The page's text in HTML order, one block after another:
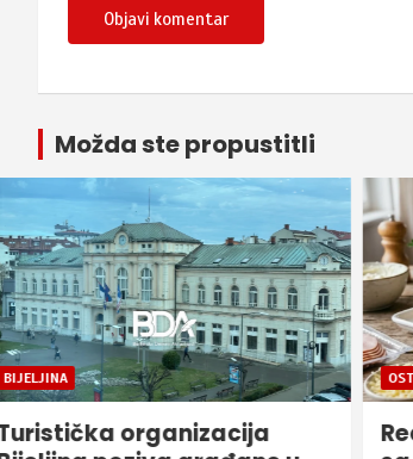
Možda ste propustitli
OSTALE VIJESTI
Recept dana: Oblanda, ali